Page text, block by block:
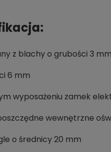
z blachy o grubości 3 mm
6 mm
wyposażeniu zamek
wewnętrzne
o średnicy 20 mm